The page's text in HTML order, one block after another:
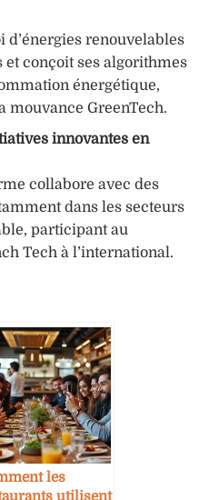
renouvelables
conçoit ses algorithmes
énergétique,
mouvance GreenTech.
innovantes en
collabore avec des
dans les secteurs
participant au
Tech à l’international.
les
utilisent